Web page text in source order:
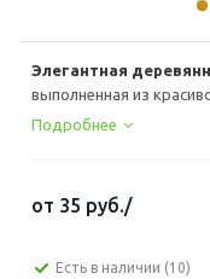
Элегантная
выполненная из
Подробнее
от 35 руб./
Есть в наличии (10)